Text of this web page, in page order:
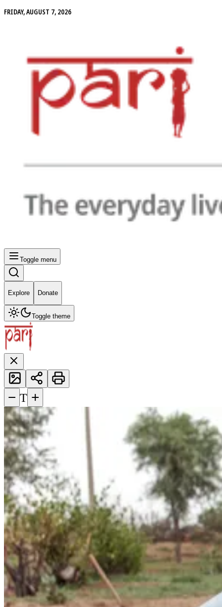
FRIDAY, AUGUST 7, 2026
Toggle menu
Explore Donate
Toggle theme
− T +